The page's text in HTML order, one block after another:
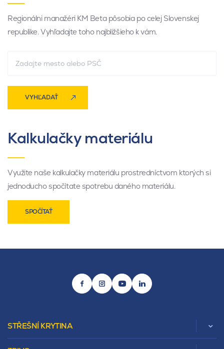
Regionálni manažéri KM Beta pôsobia po celej Slovenskej
republike. Vyhľadajte toho najbližšieho k vám.
VYHĽADAŤ
Kalkulačky materiálu
Využite naše kalkulačky materiálu prostredníctvom ktorých si
jednoducho spočítate spotrebu daného materiálu.
SPOČÍTAŤ
STŘEŠNÍ KRYTINA